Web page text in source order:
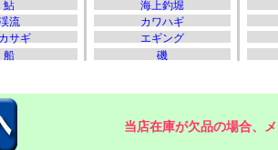
当店在庫が欠品の場合、